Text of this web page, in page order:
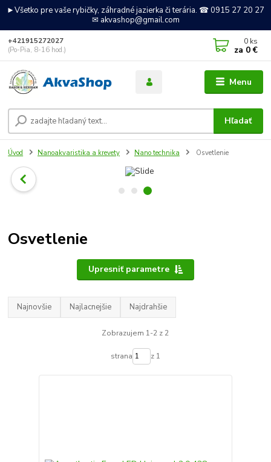
►Všetko pre vaše rybičky, záhradné jazierka či terária. ☎ 0915 27 20 27
✉ akvashop@gmail.com
Menu
Hľadať
+421915272027
(Po-Pia, 8-16 hod.)
0 ks
za 0 €
Úvod Nanoakvaristika a krevety Nano technika Osvetlenie
Osvetlenie
Upresniť parametre
Najnovšie Najlacnejšie Najdrahšie
Zobrazujem 1-2 z 2
strana z 1